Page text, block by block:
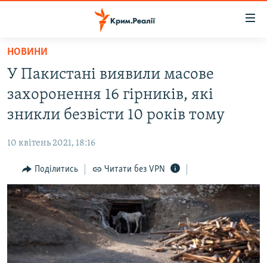
Перейти
основного
матеріалу
Перейти
до
основної
Перейти
до
пошуку
ВІДЕО ТА ФОТО
БЛОГИ
ПОГЛЯД
ІНТЕРВ'Ю
ВСЕ ЗА ДЕНЬ
СПЕЦПРОЕКТИ
ДЕПОРТАЦІЯ
ЯК ОБІЙТИ БЛОКУВАННЯ
НОВИНИ
У Пакистані виявили масове
захоронення 16 гірників, які
зникли безвісти 10 років тому
10 квітень 2021, 18:16
Поділитись Читати без VPN